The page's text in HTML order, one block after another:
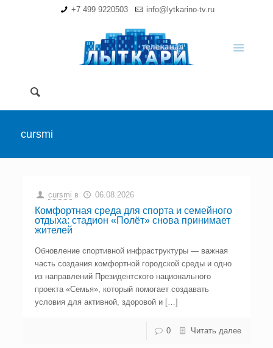
+7 499 9220503 info@lytkarino-tv.ru
cursmi
cursmi в 06.08.2026
Комфортная среда для спорта и семейного
отдыха: стадион «Полёт» снова принимает
жителей
Обновление спортивной инфраструктуры — важная
часть создания комфортной городской среды и одно
из направлений Президентского национального
проекта «Семья», который помогает создавать
условия для активной, здоровой и […]
0 Читать далее